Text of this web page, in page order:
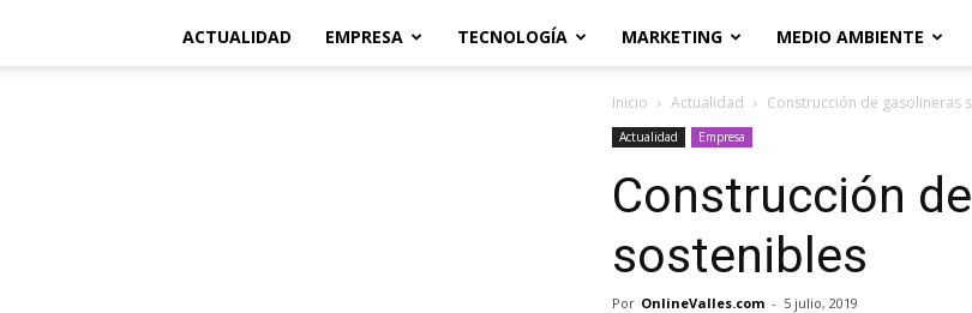
ACTUALIDAD EMPRESA TECNOLOGÍA MARKETING MEDIO AMBIENTE
Inicio Actualidad Construcción de gasolineras
Actualidad Empresa
Construcción
sostenibles
Por OnlineValles.com - 5 julio, 2019